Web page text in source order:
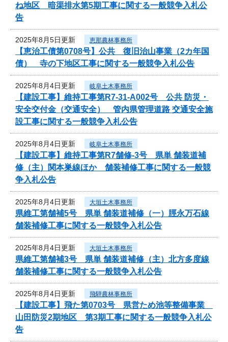
ね地区 暗渠排水第5期工事に関する一般競争入札公
告
2025年8月5日更新 恵那農林事務所
【恵治工債第0708号】公共 復旧治山事業（2カ年国
債） 寺の下地区工事に関する一般競争入札公告
2025年8月4日更新 岐阜土木事務所
【建設工事】維持工事第R7-31-A002号 公共 防災・
安全交付金（交通安全） 管内県管理道路 交通安全施
設工事に関する一般競争入札公告
2025年8月4日更新 岐阜土木事務所
【建設工事】維持工事第R7舗修-3号 県単 舗装道補
修（主）関本巣線ほか 舗装補修工事に関する一般競
争入札公告
2025年8月4日更新 大垣土木事務所
県維工第舗補5号 県単 舗装道補修（一）脛永万石線
舗装補修工事に関する一般競争入札公告
2025年8月4日更新 大垣土木事務所
県維工第舗補3号 県単 舗装道補修（主）北方多度線
舗装補修工事に関する一般競争入札公告
2025年8月4日更新 飛騨農林事務所
【建設工事】飛た第0703号 県営ため池等整備事業
山田防災2期地区 第3期工事に関する一般競争入札公
告